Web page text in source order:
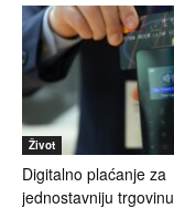
Život
Digitalno plaćanje za
jednostavniju trgovinu